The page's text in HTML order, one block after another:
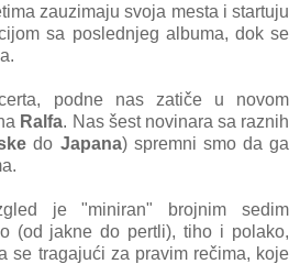
zauzimaju svoja mesta i startuju
sa poslednjeg albuma, dok se
podne nas zatiče u novom
Ralfa. Nas šest novinara sa raznih
do Japana) spremni smo da ga
je "miniran" brojnim sedim
(od jakne do pertli), tiho i polako,
se tragajući za pravim rečima, koje